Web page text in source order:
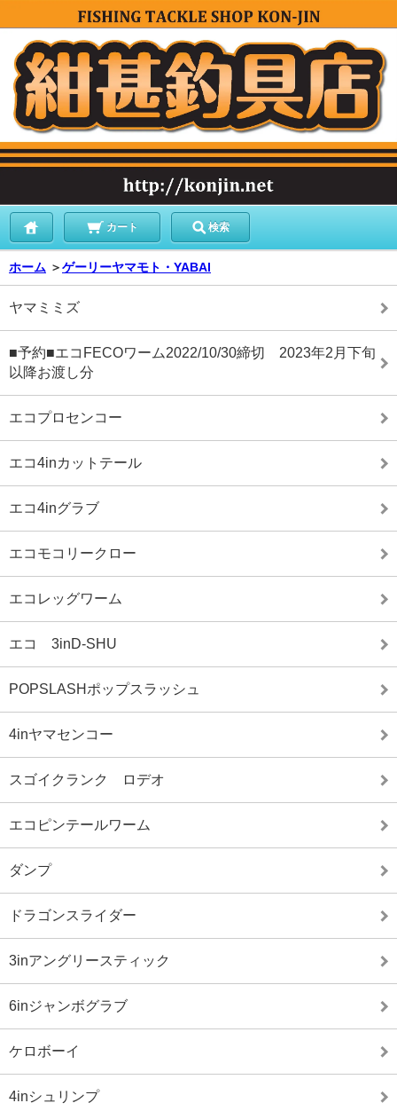
カート 検索
ホーム ＞ゲーリーヤマモト・YABAI
ヤマミミズ
■予約■エコFECOワーム2022/10/30締切 2023年2月下旬
以降お渡し分
エコプロセンコー
エコ4inカットテール
エコ4inグラブ
エコモコリークロー
エコレッグワーム
エコ 3inD-SHU
POPSLASHポップスラッシュ
4inヤマセンコー
スゴイクランク ロデオ
エコピンテールワーム
ダンプ
ドラゴンスライダー
3inアングリースティック
6inジャンボグラブ
ケロボーイ
4inシュリンプ